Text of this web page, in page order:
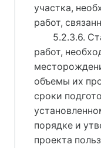
участка,
работ,
5.2.3.6.
работ,
объемы их
сроки
порядке и
проекта